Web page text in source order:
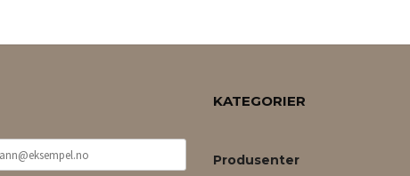
KATEGORIER
Produsenter